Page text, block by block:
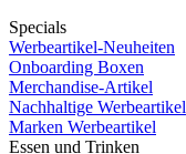
Specials
Werbeartikel-Neuheiten
Onboarding Boxen
Merchandise-Artikel
Nachhaltige Werbeartikel
Marken Werbeartikel
Essen und Trinken